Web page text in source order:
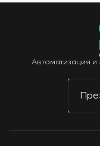
Автоматизация